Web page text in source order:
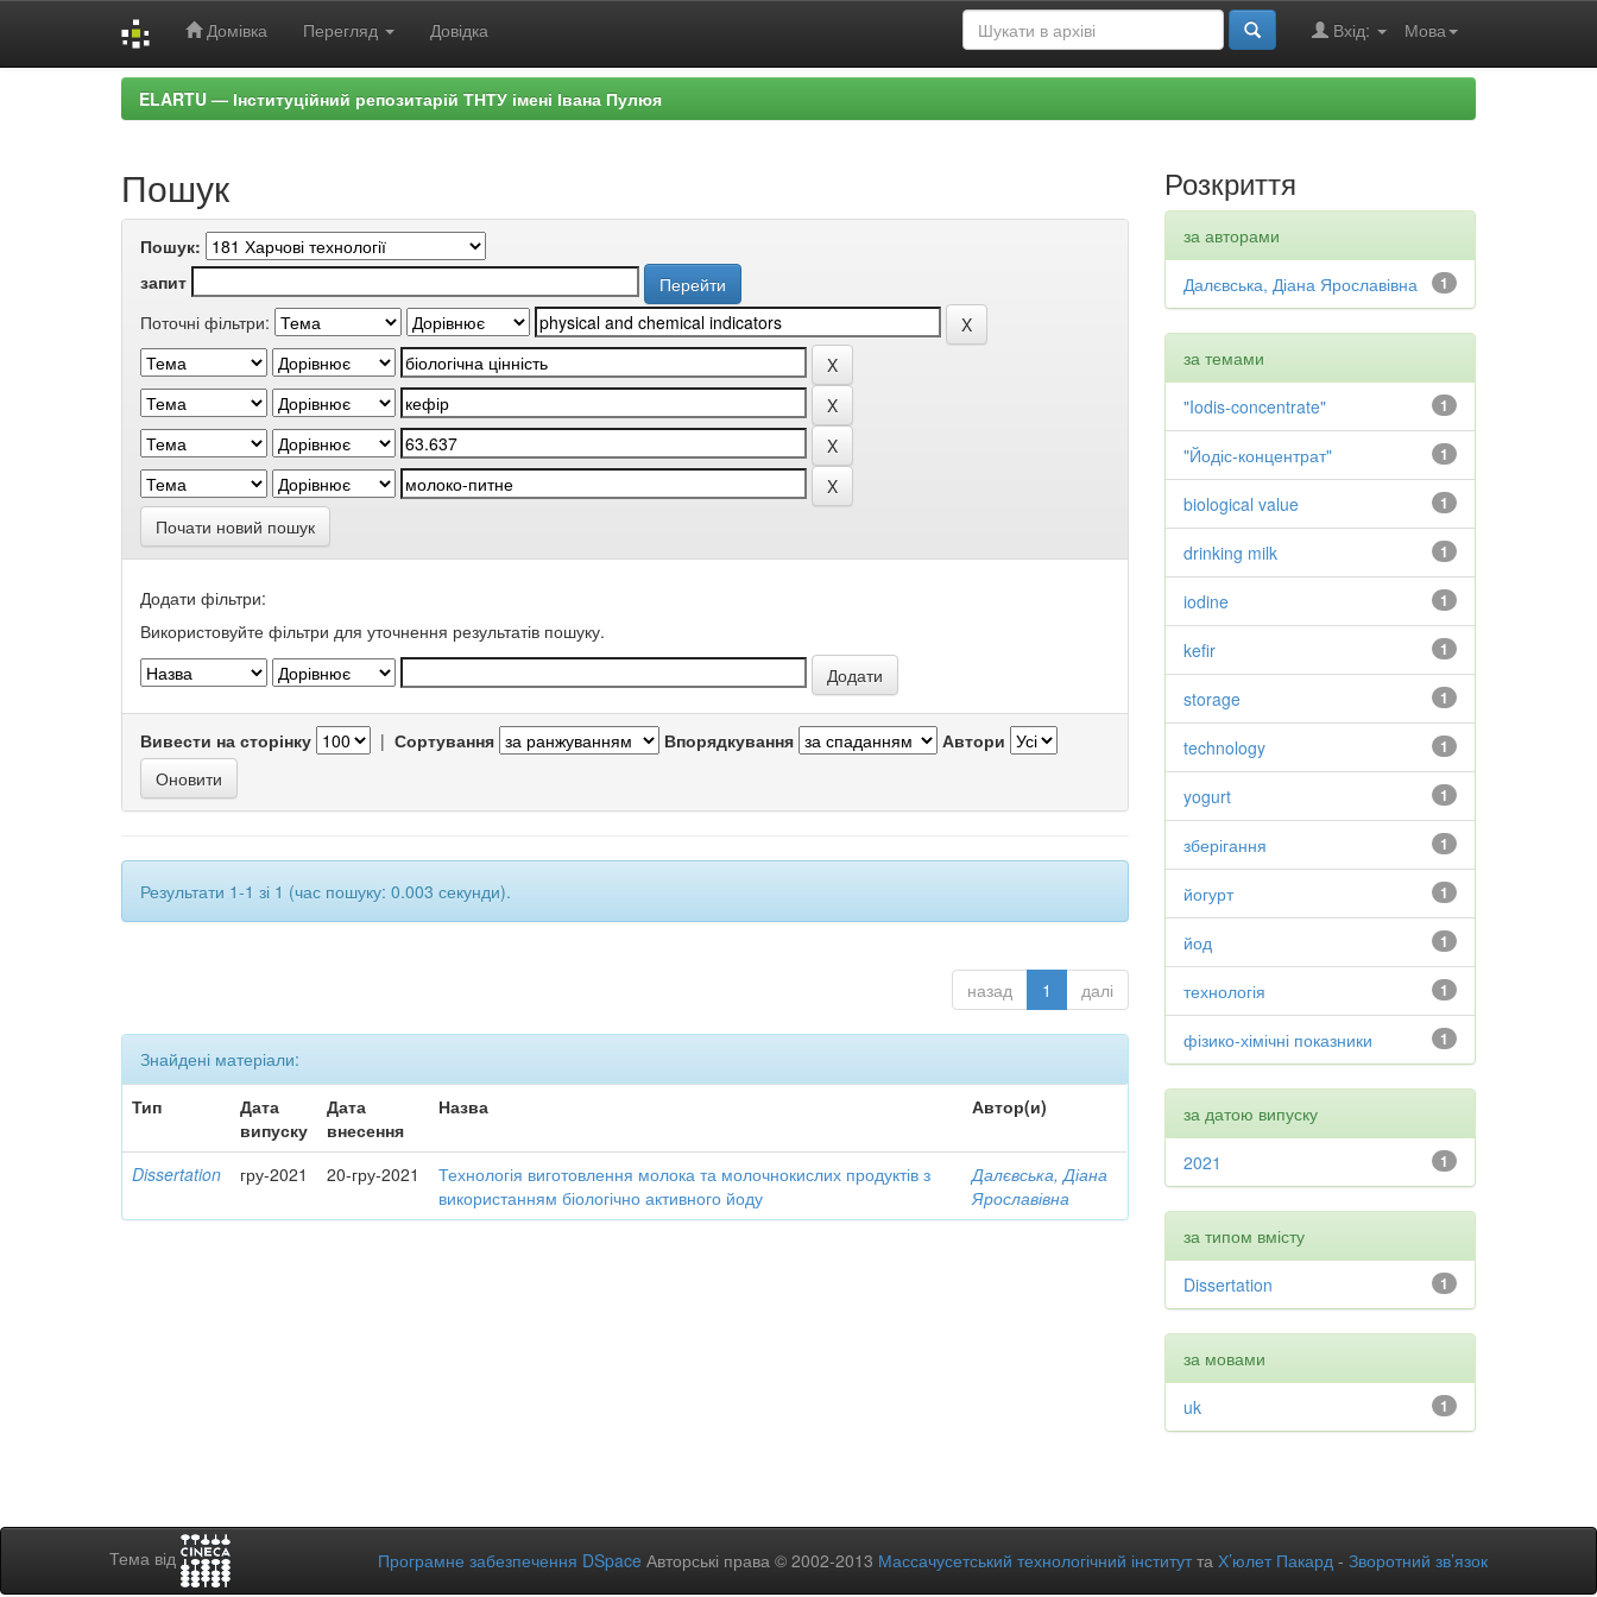
Домівка Перегляд Довідка Мова
Вхід:
ELARTU — Інституційний репозитарій ТНТУ імені Івана Пулюя
Пошук
Пошук:
запит
Поточні фільтри:
Почати новий пошук
Додати фільтри:
Використовуйте фільтри для уточнення результатів пошуку.
Вивести на сторінку | Сортування Впорядкування Автори
Результати 1-1 зі 1 (час пошуку: 0.003 секунди).
назад 1 далі
Знайдені матеріали:
Тип
Дата
випуску
Дата
внесення
Назва Автор(и)
Dissertation гру-2021 20-гру-2021
Технологія виготовлення молока та молочнокислих продуктів з
використанням біологічно активного йоду
Далєвська, Діана
Ярославівна
Розкриття
за авторами
1
Далєвська, Діана Ярославівна
за темами
1
"Iodis-concentrate"
1
"Йодіс-концентрат"
1
biological value
1
drinking milk
1
iodine
1
kefir
1
storage
1
technology
1
yogurt
1
зберігання
1
йогурт
1
йод
1
технологія
1
фізико-хімічні показники
за датою випуску
1
2021
за типом вмісту
1
Dissertation
за мовами
1
uk
Тема від Програмне забезпечення DSpace Авторські права © 2002-2013 Массачусетський технологічний інститутта Х’юлет Пакард - Зворотний зв’язок